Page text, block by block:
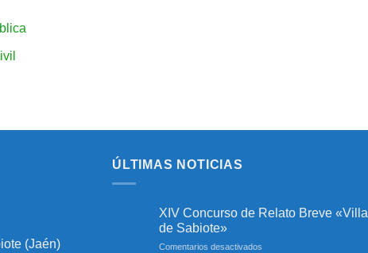
(Jaén)
ÚLTIMAS NOTICIAS
XIV Concurso de Relato Breve «Villa
de Sabiote»
Comentarios desactivados